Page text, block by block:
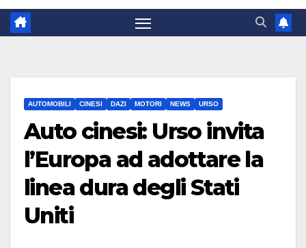
AUTOMOBILI CINESI DAZI MOTORI NEWS URSO
Auto cinesi: Urso invita
l’Europa ad adottare la
linea dura degli Stati
Uniti